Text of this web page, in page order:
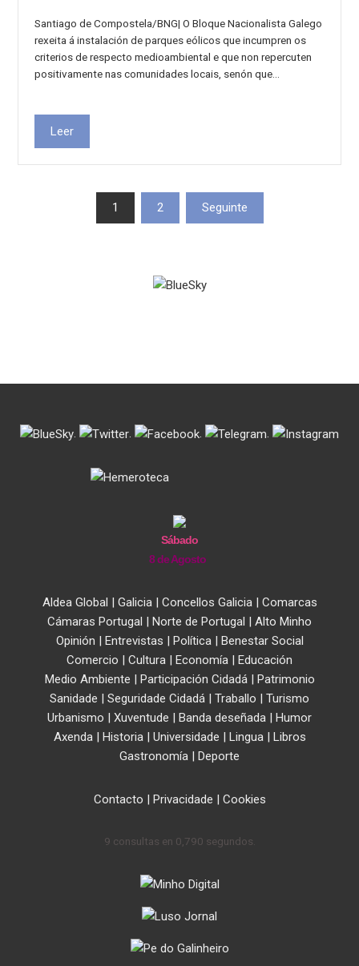
Santiago de Compostela/BNG| O Bloque Nacionalista Galego
rexeita á instalación de parques eólicos que incumpren os
criterios de respecto medioambiental e que non repercuten
positivamente nas comunidades locais, senón que…
Leer
Paxinación
1 2 Seguinte
. . . .
Sábado
8 de Agosto
Aldea Global | Galicia| Concellos Galicia| Comarcas
Cámaras Portugal | Norte de Portugal | Alto Minho
Opinión | Entrevistas | Política| Benestar Social
Comercio | Cultura | Economía | Educación
Medio Ambiente | Participación Cidadá| Patrimonio
Sanidade | Seguridade Cidadá | Traballo | Turismo
Urbanismo | Xuventude | Banda deseñada | Humor
Axenda| Historia| Universidade | Lingua| Libros
Gastronomía | Deporte
Contacto | Privacidade | Cookies
9 consultas en 0,790 segundos.